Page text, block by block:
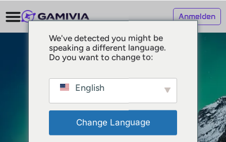
Anmelden
We've detected you might be
speaking a different language.
Do you want to change to:
English
Change Language